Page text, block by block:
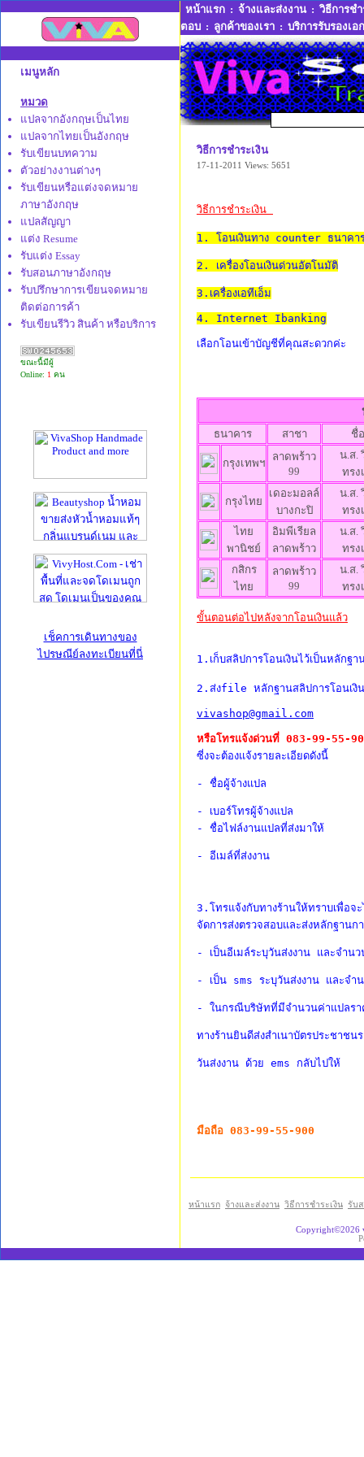
เมนูหลัก
หมวด
แปลจากอังกฤษเป็นไทย
แปลจากไทยเป็นอังกฤษ
รับเขียนบทความ
ตัวอย่างงานต่างๆ
รับเขียนหรือแต่งจดหมาย
ภาษาอังกฤษ
แปลสัญญา
แต่ง Resume
รับแต่ง Essay
รับสอนภาษาอังกฤษ
รับปรึกษาการเขียนจดหมาย
ติดต่อการค้า
รับเขียนรีวิว สินค้า หรือบริการ
ขณะนี้มีผู้
Online: 1 คน
เช็คการเดินทางของ
ไปรษณีย์ลงทะเบียนที่นี่
หน้าแรก : จ้างและส่งงาน:วิธีการชำ
ตอบ : ลูกค้าของเรา : บริการรับรองเอ
วิธีการชำระเงิน
17-11-2011 Views: 5651
วิธีการชำระเงิน
1. โอนเงินทาง counter ธนาคา
2. เครื่องโอนเงินด่วนอัตโนมัติ
3.เครื่องเอทีเอ็ม
4. Internet Ibanking
เลือกโอนเข้าบัญชีที่คุณสะดวกค่ะ
ธนาคาร สาชา ชื่
กรุงเทพฯ
ลาดพร้าว
99
น.ส.
ทรง
กรุงไทย
เดอะมอลล์
บางกะปิ
น.ส.
ทรง
ไทย
พานิชย์
อิมพีเรียล
ลาดพร้าว
น.ส.
ทรง
กสิกร
ไทย
ลาดพร้าว
99
น.ส.
ทรง
ขั้นตอนต่อไปหลังจากโอนเงินแล้ว
1.เก็บสลิปการโอนเงินไว้เป็นหลักฐา
2.ส่งfile หลักฐานสลิปการโอนเ
vivashop@gmail.com
หรือโทรแจ้งด่วนที่ 083-99-55-
ซี่งจะต้องแจ้งรายละเอียดดังนี้
- ชื่อผู้จ้างแปล
- เบอร์โทรผู้จ้างแปล
- ชื่อไฟล์งานแปลที่ส่งมาให้
- อีเมล์ที่ส่งงาน
3.โทรแจ้งกับทางร้านให้ทราบเพื่อจะ
จัดการส่งตรวจสอบและส่งหลักฐานก
- เป็นอีเมล์ระบุวันส่งงาน และจำน
- เป็น sms ระบุวันส่งงาน และจำ
- ในกรณีบริษัทที่มีจำนวนค่าแปลร
ทางร้านยินดีส่งสำเนาบัตรประชาชน
วันส่งงาน ด้วย ems กลับไปให้
มือถือ 083-99-55-900
หน้าแรก จ้างและส่งงาน วิธีการชำระเงิน รับ
Copyright©2026